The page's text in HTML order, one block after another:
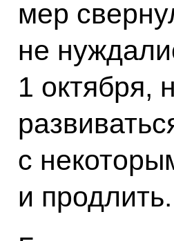
мер
не
1 октября,
с
и продлить.